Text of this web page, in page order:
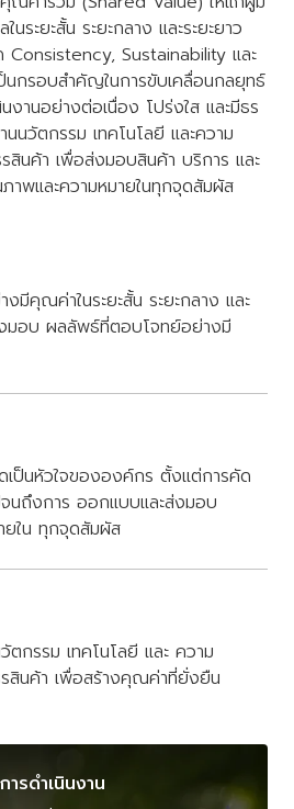
ระยะสั้น ระยะกลาง และระยะยาว
Consistency, Sustainability และ
กรอบสำคัญในการขับเคลื่อนกลยุทธ์
งานอย่างต่อเนื่อง โปร่งใส และมีธร
นวัตกรรม เทคโนโลยี และความ
สินค้า เพื่อส่งมอบสินค้า บริการ และ
พและความหมายในทุกจุดสัมผัส
มีคุณค่าในระยะสั้น ระยะกลาง และ
มอบ ผลลัพธ์ที่ตอบโจทย์อย่างมี
ป็นหัวใจขององค์กร ตั้งแต่การคัด
นถึงการ ออกแบบและส่งมอบ
ใน ทุกจุดสัมผัส
กรรม เทคโนโลยี และ ความ
สินค้า เพื่อสร้างคุณค่าที่ยั่งยืน
รดำเนินงาน